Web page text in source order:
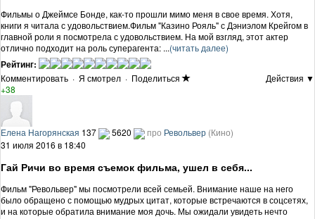
Фильмы о Джеймсе Бонде, как-то прошли мимо меня в свое время. Хотя,
книги я читала с удовольствием.Фильм "Казино Рояль" с Дэниэлом Крейгом в
главной роли я посмотрела с удовольствием. На мой взгляд, этот актер
отлично подходит на роль суперагента: ...(читать далее)
Рейтинг:
Комментировать · Я смотрел · Поделиться
Действия ▼
+38
Елена Нагорянская 137 5620 про Револьвер (Кино)
31 июля 2016 в 18:40
Гай Ричи во время съемок фильма, ушел в себя...
Фильм "Револьвер" мы посмотрели всей семьей. Внимание наше на него
было обращено с помощью мудрых цитат, которые встречаются в соцсетях,
и на которые обратила внимание моя дочь. Мы ожидали увидеть нечто